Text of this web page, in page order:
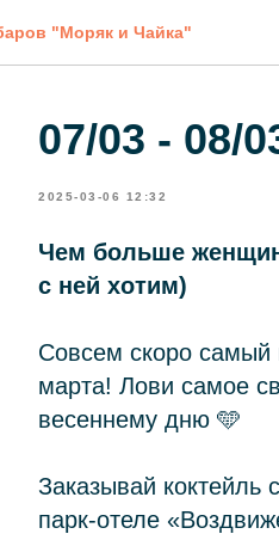
"Моряк и Чайка"
07/03 - 08/
2025-03-06 12:32
Чем больше
с ней хотим)
Совсем скоро самый
марта! Лови самое
весеннему дню 🩵
Заказывай коктейль
парк-отеле